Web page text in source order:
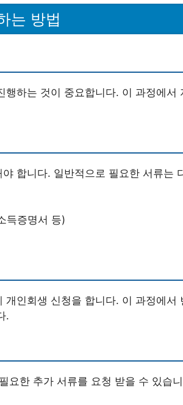
는 방법
행하는 것이 중요합니다. 이 과정에서
합니다. 일반적으로 필요한 서류는
득증명서 등)
개인회생 신청을 합니다. 이 과정에서
.
요한 추가 서류를 요청 받을 수 있습